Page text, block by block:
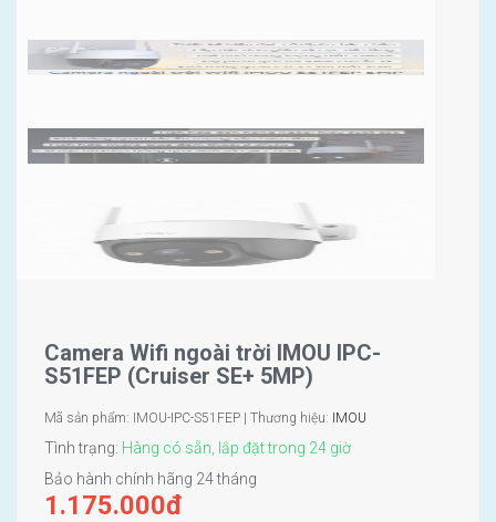
Camera Wifi ngoài trời IMOU IPC-
S51FEP (Cruiser SE+ 5MP)
Mã sản phẩm: IMOU-IPC-S51FEP | Thương hiệu: IMOU
Tình trạng: Hàng có sẵn, lắp đặt trong 24 giờ
Bảo hành chính hãng 24 tháng
1.175.000đ